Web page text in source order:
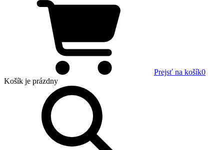
Prejsť na košík0
Košík je prázdny